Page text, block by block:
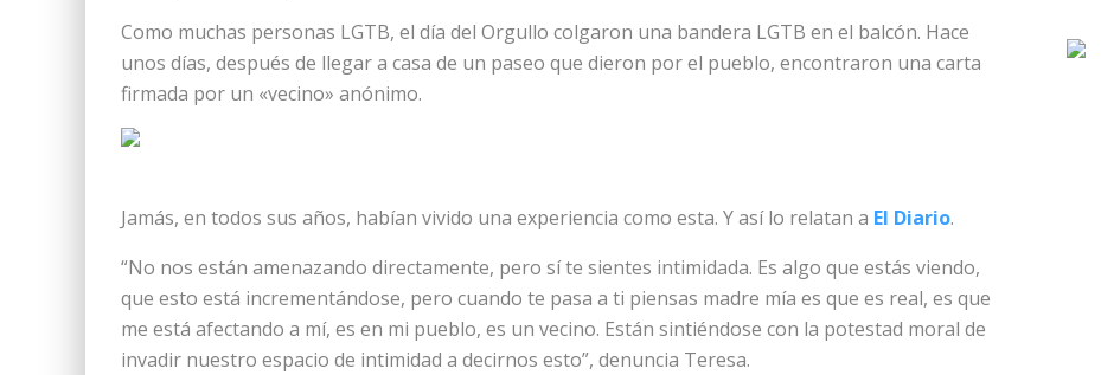
Como muchas personas LGTB, el día del Orgullo colgaron una bandera LGTB en el balcón. Hace
unos días, después de llegar a casa de un paseo que dieron por el pueblo, encontraron una carta
firmada por un «vecino» anónimo.
Jamás, en todos sus años, habían vivido una experiencia como esta. Y así lo relatan a El Diario.
“No nos están amenazando directamente, pero sí te sientes intimidada. Es algo que estás viendo,
que esto está incrementándose, pero cuando te pasa a ti piensas madre mía es que es real, es que
me está afectando a mí, es en mi pueblo, es un vecino. Están sintiéndose con la potestad moral de
invadir nuestro espacio de intimidad a decirnos esto”, denuncia Teresa.